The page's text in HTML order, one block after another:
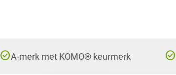
check_circleA-merk met KOMO® keurmerk check_circle